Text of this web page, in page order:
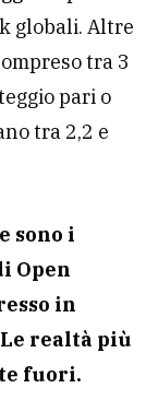
globali. Altre
tra 3
pari o
tra 2,2 e
sono i
Open
in
realtà più
fuori.